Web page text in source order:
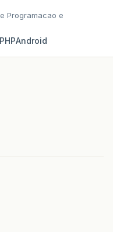
Programacao e
PHPAndroid